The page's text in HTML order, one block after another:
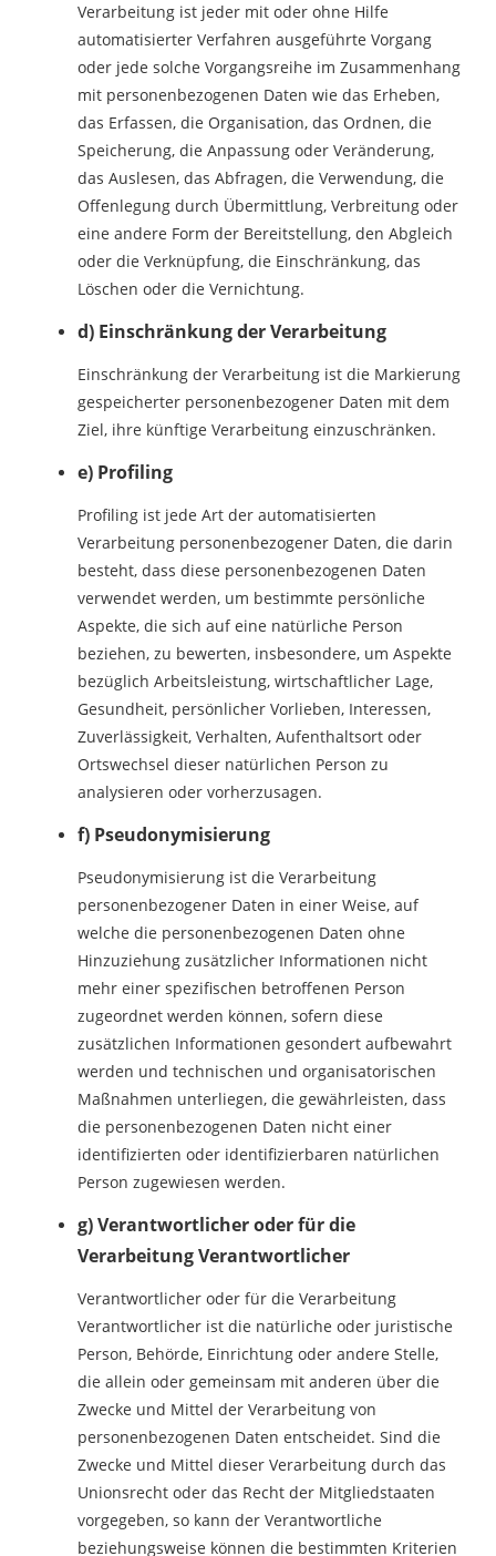
Verarbeitung ist jeder mit oder ohne Hilfe
automatisierter Verfahren ausgeführte Vorgang
oder jede solche Vorgangsreihe im Zusammenhang
mit personenbezogenen Daten wie das Erheben,
das Erfassen, die Organisation, das Ordnen, die
Speicherung, die Anpassung oder Veränderung,
das Auslesen, das Abfragen, die Verwendung, die
Offenlegung durch Übermittlung, Verbreitung oder
eine andere Form der Bereitstellung, den Abgleich
oder die Verknüpfung, die Einschränkung, das
Löschen oder die Vernichtung.
d) Einschränkung der Verarbeitung
Einschränkung der Verarbeitung ist die Markierung
gespeicherter personenbezogener Daten mit dem
Ziel, ihre künftige Verarbeitung einzuschränken.
e) Profiling
Profiling ist jede Art der automatisierten
Verarbeitung personenbezogener Daten, die darin
besteht, dass diese personenbezogenen Daten
verwendet werden, um bestimmte persönliche
Aspekte, die sich auf eine natürliche Person
beziehen, zu bewerten, insbesondere, um Aspekte
bezüglich Arbeitsleistung, wirtschaftlicher Lage,
Gesundheit, persönlicher Vorlieben, Interessen,
Zuverlässigkeit, Verhalten, Aufenthaltsort oder
Ortswechsel dieser natürlichen Person zu
analysieren oder vorherzusagen.
f) Pseudonymisierung
Pseudonymisierung ist die Verarbeitung
personenbezogener Daten in einer Weise, auf
welche die personenbezogenen Daten ohne
Hinzuziehung zusätzlicher Informationen nicht
mehr einer spezifischen betroffenen Person
zugeordnet werden können, sofern diese
zusätzlichen Informationen gesondert aufbewahrt
werden und technischen und organisatorischen
Maßnahmen unterliegen, die gewährleisten, dass
die personenbezogenen Daten nicht einer
identifizierten oder identifizierbaren natürlichen
Person zugewiesen werden.
g) Verantwortlicher oder für die
Verarbeitung Verantwortlicher
Verantwortlicher oder für die Verarbeitung
Verantwortlicher ist die natürliche oder juristische
Person, Behörde, Einrichtung oder andere Stelle,
die allein oder gemeinsam mit anderen über die
Zwecke und Mittel der Verarbeitung von
personenbezogenen Daten entscheidet. Sind die
Zwecke und Mittel dieser Verarbeitung durch das
Unionsrecht oder das Recht der Mitgliedstaaten
vorgegeben, so kann der Verantwortliche
beziehungsweise können die bestimmten Kriterien